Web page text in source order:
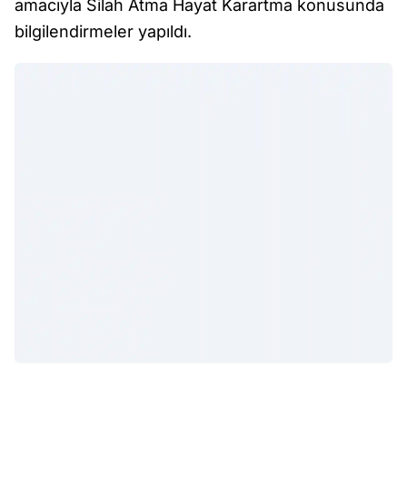
amacıyla Silah Atma Hayat Karartma konusunda
bilgilendirmeler yapıldı.